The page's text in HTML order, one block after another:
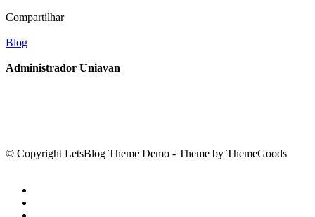
Compartilhar
Blog
Administrador Uniavan
© Copyright LetsBlog Theme Demo - Theme by ThemeGoods